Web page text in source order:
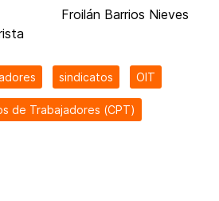
Nieves
sindicatos OIT
de Trabajadores (CPT)